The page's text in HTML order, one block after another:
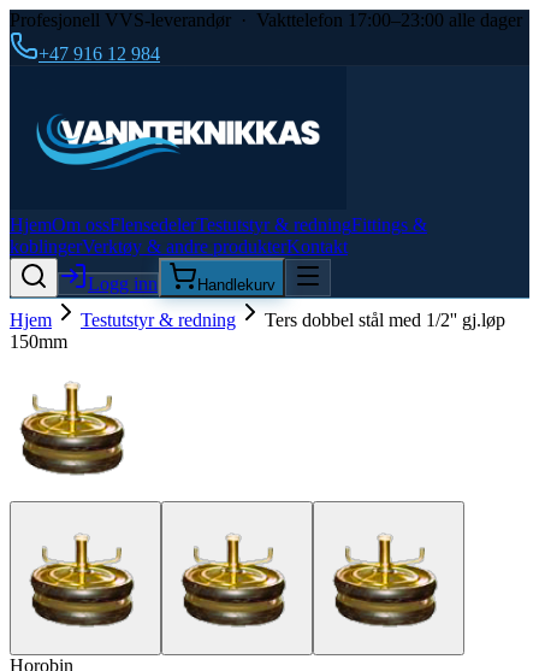
Profesjonell VVS-leverandør · Vakttelefon 17:00–23:00 alle dager
+47 916 12 984
HjemOm ossFlensedelerTestutstyr & redningFittings &
koblingerVerktøy & andre produkterKontakt
Logg inn
Handlekurv
Hjem Testutstyr & redning
Ters dobbel stål med 1/2'' gj.løp
150mm
Horobin